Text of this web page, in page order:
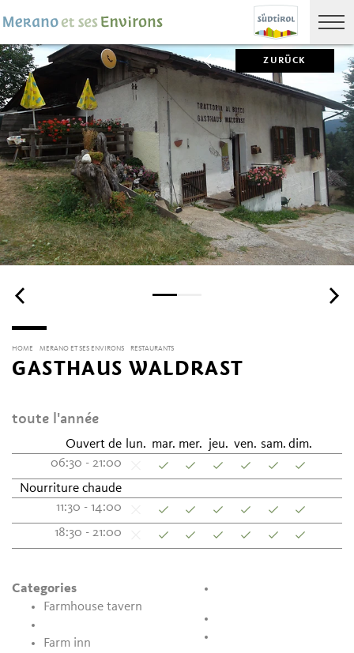
ZURÜCK
HOME MERANO ET SES ENVIRONS RESTAURANTS
GASTHAUS WALDRAST
toute l'année
Ouvert de lun. mar. mer. jeu. ven. sam. dim.
06:30 - 21:00
Nourriture chaude
11:30 - 14:00
18:30 - 21:00
Categories
Farmhouse tavern
Farm inn